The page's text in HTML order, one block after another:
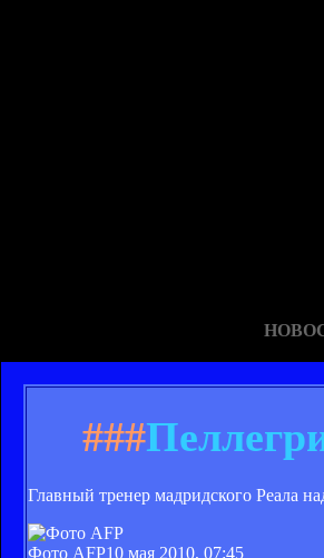
###
Главный тренер мадридского Реала
Фото AFP10 мая 2010, 07:45